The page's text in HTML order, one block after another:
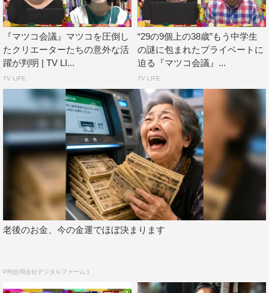
早速プレイしたマツコも「最後の儚さがいい」とハマった
様子。「ネコ動画以外に癒やしを発見したかも。クソゲー
探しの旅に出るわ」と宣言する。
最後は高校生のゲームクリエイターNo.1を決める大会で準
優勝に輝いたえふぇ子さん。「高校3年生にして、ゲーム
が作れて、名前がえふぇ子。将来恐ろしいわよ」とマツコ
の期待大の女子高生は果たしてどんなゲームを作成したの
か？
若者に将来への思いを聞いたマツコは「若いっていいね。
ちゃんと夢や希望を持ってるってすてき」と感心。日本の
将来はみんなにかかっていると語り「若い子が希望さえ失
わなければ絶対に大丈夫だから、見捨てないでね」と願
う。
『マツコ会議』マツコを圧倒し
たクリエーターたちの意外な活
躍が判明 | TV LI...
TV LIFE
“29の9個上の38歳”もう中学生
の謎に包まれたプライベートに
迫る『マツコ会議』...
TV LIFE
老後のお金、今の金運でほぼ決まります
PR(合同会社デジタルファーム )